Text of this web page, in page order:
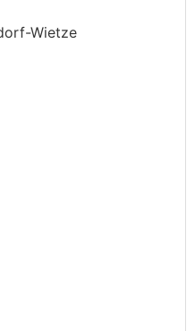
Wietze